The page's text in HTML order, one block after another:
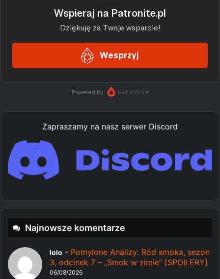
Zapraszamy na nasz serwer Discord
Najnowsze komentarze
lolo - Pomylone Analizy: Ród smoka, sezon
3, odcinek 7 – „Smok w zimie” [SPOILERY]
06/08/2026